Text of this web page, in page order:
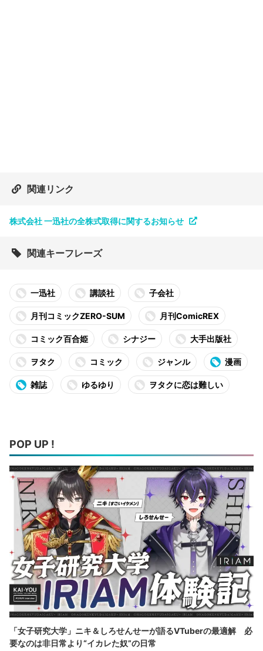
関連リンク
株式会社 一迅社の全株式取得に関するお知らせ
関連キーフレーズ
一迅社 講談社 子会社
月刊コミックZERO-SUM 月刊ComicREX
コミック百合姫 シナジー 大手出版社
ヲタク コミック ジャンル 漫画
雑誌 ゆるゆり ヲタクに恋は難しい
POP UP !
「女子研究大学」ニキ＆しろせんせーが語るVTuberの最適解 必
要なのは非日常より“イカレた奴”の日常